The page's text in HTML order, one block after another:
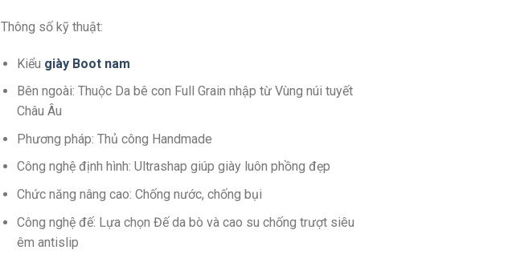
Thông số kỹ thuật:
Kiểu giày Boot nam
Bên ngoài: Thuộc Da bê con Full Grain nhập từ Vùng núi tuyết
Châu Âu
Phương pháp: Thủ công Handmade
Công nghệ định hình: Ultrashap giúp giày luôn phồng đẹp
Chức năng nâng cao: Chống nước, chống bụi
Công nghệ đế: Lựa chọn Đế da bò và cao su chống trượt siêu
êm antislip